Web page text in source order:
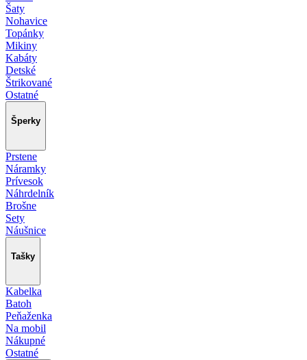
Šaty
Nohavice
Topánky
Mikiny
Kabáty
Detské
Štrikované
Ostatné
Šperky
Prstene
Náramky
Prívesok
Náhrdelník
Brošne
Sety
Náušnice
Tašky
Kabelka
Batoh
Peňaženka
Na mobil
Nákupné
Ostatné